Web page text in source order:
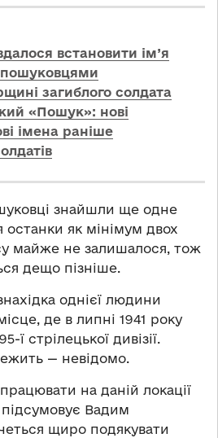
встановити ім’я
загиблого солдата
«Пошук»: нові
імена раніше
знайшли ще одне
останки як мінімум двох
майже не залишалося, тож
дещо пізніше.
однієї людини
де в липні 1941 року
ї стрілецької дивізії.
— невідомо.
на даній локації
Вадим
щиро подякувати